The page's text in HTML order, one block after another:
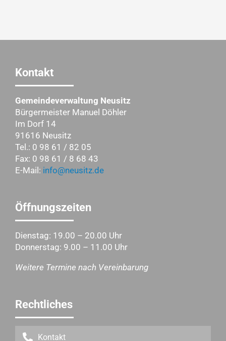
Kontakt
Gemeindeverwaltung Neusitz
Bürgermeister Manuel Döhler
Im Dorf 14
91616 Neusitz
Tel.: 0 98 61 / 82 05
Fax: 0 98 61 / 8 68 43
E-Mail: info@neusitz.de
Öffnungszeiten
Dienstag: 19.00 – 20.00 Uhr
Donnerstag: 9.00 – 11.00 Uhr
Weitere Termine nach Vereinbarung
Rechtliches
Kontakt